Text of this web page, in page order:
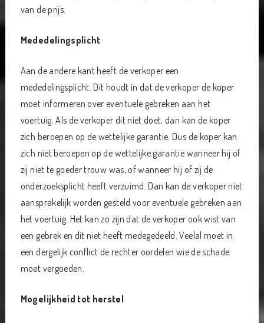
van de prijs.
Mededelingsplicht
Aan de andere kant heeft de verkoper een
mededelingsplicht. Dit houdt in dat de verkoper de koper
moet informeren over eventuele gebreken aan het
voertuig. Als de verkoper dit niet doet, dan kan de koper
zich beroepen op de wettelijke garantie. Dus de koper kan
zich niet beroepen op de wettelijke garantie wanneer hij of
zij niet te goeder trouw was, of wanneer hij of zij de
onderzoeksplicht heeft verzuimd. Dan kan de verkoper niet
aansprakelijk worden gesteld voor eventuele gebreken aan
het voertuig. Het kan zo zijn dat de verkoper ook wist van
een gebrek en dit niet heeft medegedeeld. Veelal moet in
een dergelijk conflict de rechter oordelen wie de schade
moet vergoeden.
Mogelijkheid tot herstel